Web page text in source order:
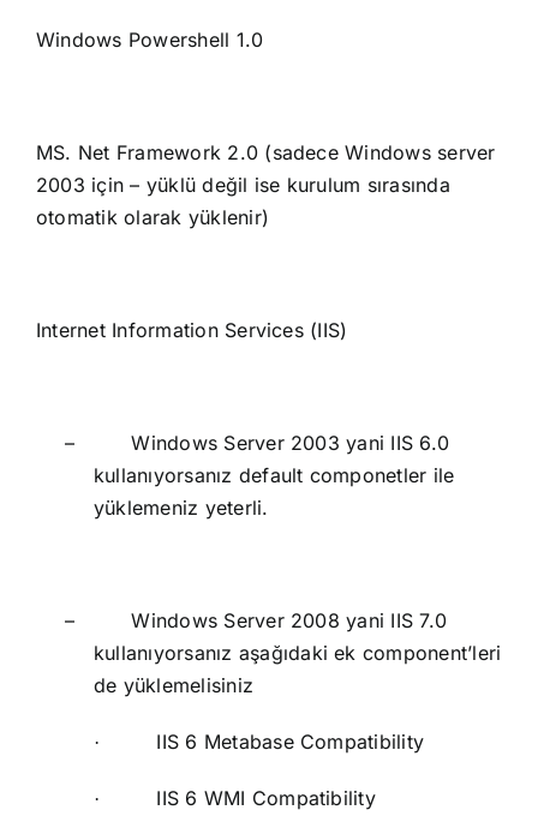
Windows Powershell 1.0
MS. Net Framework 2.0 (sadece Windows server
2003 için – yüklü değil ise kurulum sırasında
otomatik olarak yüklenir)
Internet Information Services (IIS)
–
Windows Server 2003 yani IIS 6.0
kullanıyorsanız default componetler ile
yüklemeniz yeterli.
–
Windows Server 2008 yani IIS 7.0
kullanıyorsanız aşağıdaki ek component’leri
de yüklemelisiniz
· IIS 6 Metabase Compatibility
· IIS 6 WMI Compatibility